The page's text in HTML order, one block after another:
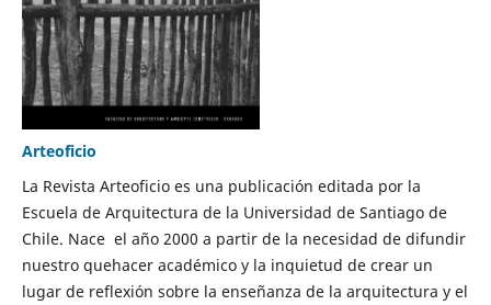
Arteoficio
La Revista Arteoficio es una publicación editada por la
Escuela de Arquitectura de la Universidad de Santiago de
Chile. Nace el año 2000 a partir de la necesidad de difundir
nuestro quehacer académico y la inquietud de crear un
lugar de reflexión sobre la enseñanza de la arquitectura y el